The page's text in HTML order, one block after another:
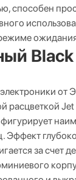
способен
Black
от
расцветкой
Эффект
за счет